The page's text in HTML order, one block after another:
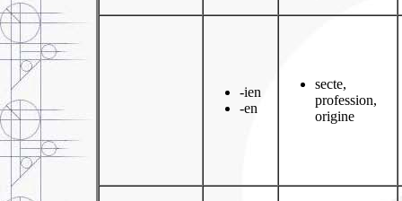
-ien
-en
secte,
profession,
origine